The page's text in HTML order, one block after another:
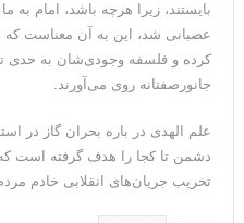
نیامده است
فیلم؛ هشدار قاطعانه
خبرگزاری رویترز از اختلاف
سنتکام: ما همچنان به اعمال
بایستند، زیرا هرچه باشد، امام به
عصبانی شد، این به آن معناست
کرده و فلسفه وجودی‌شان به حدی
جانورصفتانه روی می‌آورند.
علم الهدی در باره بحران گاز در
دشمن تا کجا را هدف گرفته است
تخریب جریان‌های انقلابی خادم